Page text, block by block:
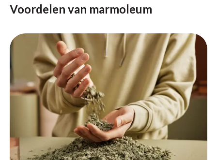
Voordelen van marmoleum